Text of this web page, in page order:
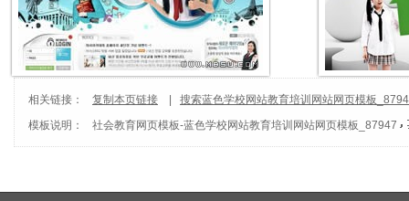
相关链接： 复制本页链接
搜索蓝色学校网站教育培训网站网页模板
模板说明：
社会教育网页模板-蓝色学校网站教育培训网站网页模板_87947